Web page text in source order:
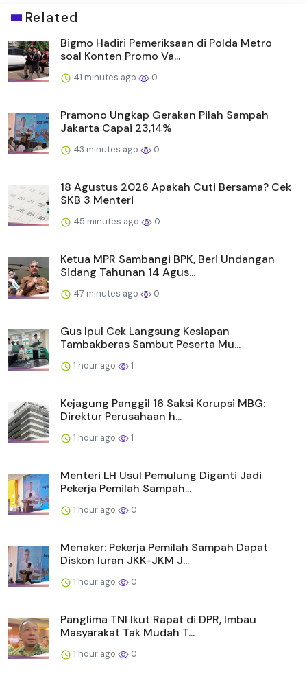
Related
Bigmo Hadiri Pemeriksaan di Polda Metro
soal Konten Promo Va...
41 minutes ago 0
Pramono Ungkap Gerakan Pilah Sampah
Jakarta Capai 23,14%
43 minutes ago 0
18 Agustus 2026 Apakah Cuti Bersama? Cek
SKB 3 Menteri
45 minutes ago 0
Ketua MPR Sambangi BPK, Beri Undangan
Sidang Tahunan 14 Agus...
47 minutes ago 0
Gus Ipul Cek Langsung Kesiapan
Tambakberas Sambut Peserta Mu...
1 hour ago 1
Kejagung Panggil 16 Saksi Korupsi MBG:
Direktur Perusahaan h...
1 hour ago 1
Menteri LH Usul Pemulung Diganti Jadi
Pekerja Pemilah Sampah...
1 hour ago 0
Menaker: Pekerja Pemilah Sampah Dapat
Diskon Iuran JKK-JKM J...
1 hour ago 0
Panglima TNI Ikut Rapat di DPR, Imbau
Masyarakat Tak Mudah T...
1 hour ago 0